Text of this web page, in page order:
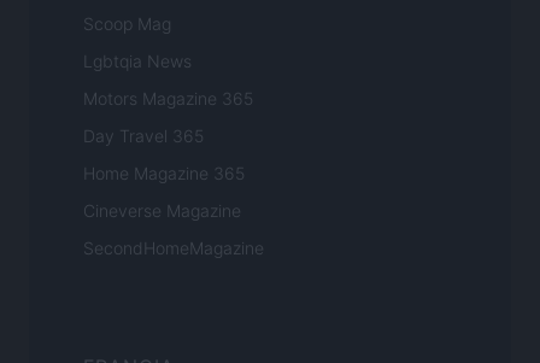
Scoop Mag
Lgbtqia News
Motors Magazine 365
Day Travel 365
Home Magazine 365
Cineverse Magazine
SecondHomeMagazine